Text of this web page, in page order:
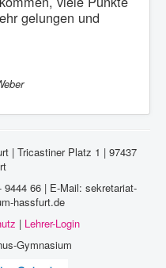
gelungen und
| Tricastiner Platz 1 | 97437
66 | E-Mail: sekretariat-
hassfurt.de
| Lehrer-Login
Gymnasium